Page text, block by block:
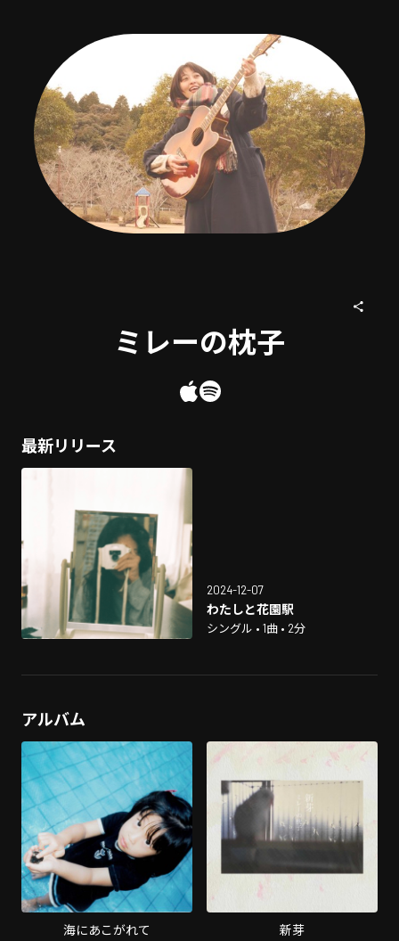
ミレーの枕子
最新リリース
2024-12-07
わたしと花園駅
シングル • 1曲 • 2分
アルバム
海にあこがれて 新芽